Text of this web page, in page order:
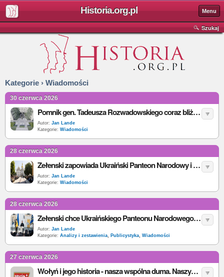
Historia.org.pl Menu
Szukaj
Kategorie › Wiadomości
30 czerwca 2026
Pomnik gen. Tadeusza Rozwadowskiego coraz bliżej. MON potwierdza: prace idą zgodnie z planem
Autor: Jan Lande
Kategorie: Wiadomości
28 czerwca 2026
Zełenski zapowiada Ukraiński Panteon Narodowy i odbudowę Ławry Kijowsko-Peczerskiej
Autor: Jan Lande
Kategorie: Wiadomości
28 czerwca 2026
Zełenski chce Ukraińskiego Panteonu Narodowego. Co zakłada projekt ustawy?
Autor: Jan Lande
Kategorie: Analizy i zestawienia, Publicystyka, Wiadomości
27 czerwca 2026
Wołyń i jego historia - nasza wspólna duma. Naszywka z takim opisem pojawiła się w sprzedaży